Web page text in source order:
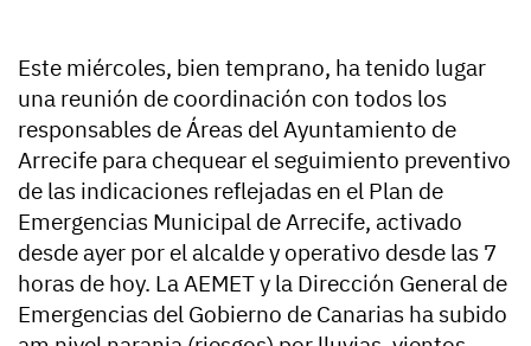
Este miércoles, bien temprano, ha tenido lugar
una reunión de coordinación con todos los
responsables de Áreas del Ayuntamiento de
Arrecife para chequear el seguimiento preventivo
de las indicaciones reflejadas en el Plan de
Emergencias Municipal de Arrecife, activado
desde ayer por el alcalde y operativo desde las 7
horas de hoy. La AEMET y la Dirección General de
Emergencias del Gobierno de Canarias ha subido